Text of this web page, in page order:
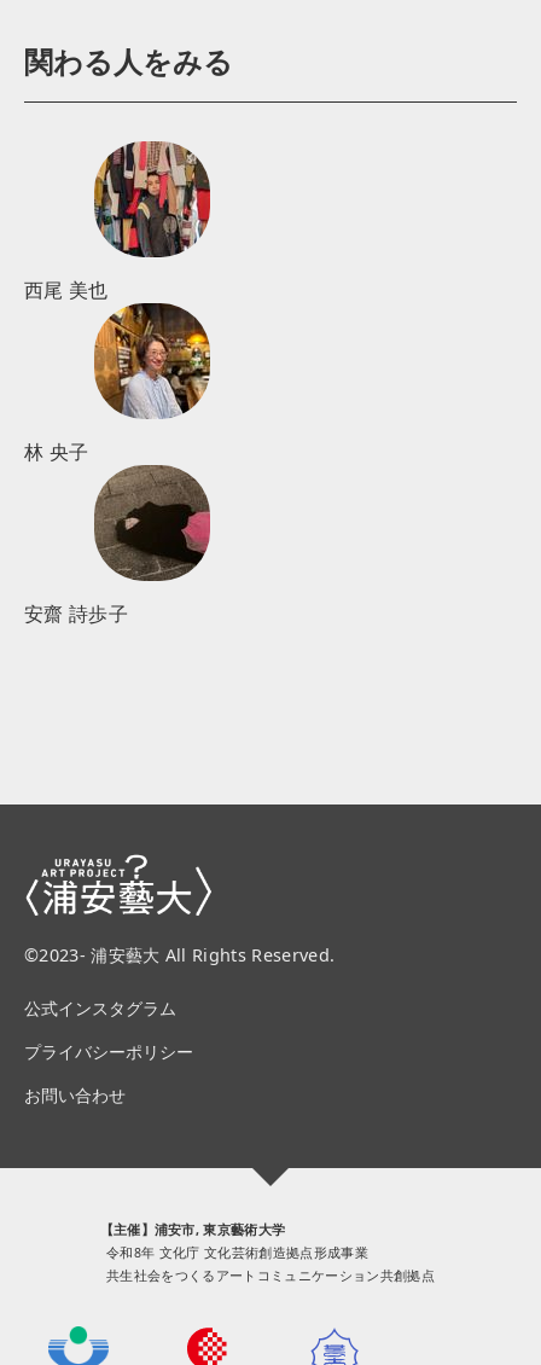
関わる人をみる
西尾 美也
林 央子
安齋 詩歩子
©2023- 浦安藝大 All Rights Reserved.
公式インスタグラム
プライバシーポリシー
お問い合わせ
【主催】浦安市, 東京藝術大学
令和8年 文化庁 文化芸術創造拠点形成事業
共生社会をつくるアートコミュニケーション共創拠点